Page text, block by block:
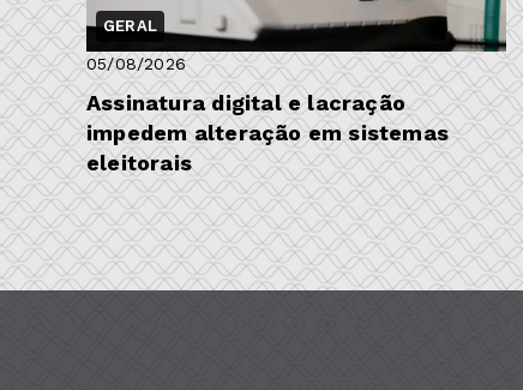
GERAL
05/08/2026
Assinatura digital e lacração
impedem alteração em sistemas
eleitorais